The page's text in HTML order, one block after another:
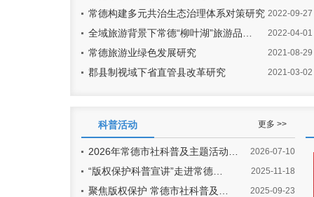
2022-09-27
常德构建多元共治生态治理体系对策研究
2022-04-01
全域旅游背景下常德“柳叶湖”旅游品…
2021-08-29
常德旅游业绿色发展研究
2021-03-02
郡县制视域下省直管县改革研究
更多 >>
科普活动
2026-07-10
2026年常德市社科普及主题活动…
2025-11-18
“版权保护科普宣讲”走进常德…
2025-09-23
聚焦版权保护 常德市社科普及…